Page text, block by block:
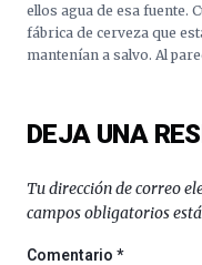
ellos agua de esa fuente.
fábrica de cerveza que
mantenían a salvo. Al
DEJA UNA
Tu dirección de correo
campos obligatorios
Comentario*